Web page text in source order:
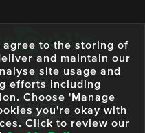
agree to the storing of
and maintain our
site usage and
efforts including
Choose 'Manage
you're okay with
Click to review our